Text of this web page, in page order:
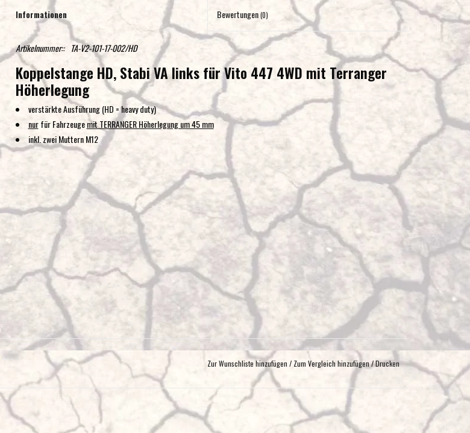
Eingabetaste,
Suchergebnis
gelangen.
Benutzer
Touchgeräten
können
Touch-
verwenden.
Informationen Bewertungen(0)
Artikelnummer:: TA-V2-101-17-002/HD
Koppelstange HD, Stabi VA links für Vito 447 4WD mit Terranger
Höherlegung
verstärkte Ausführung (HD = heavy duty)
nurfür Fahrzeugemit TERRANGER Höherlegung um 45 mm
inkl. zwei Muttern M12
Zur Wunschliste hinzufügen / Zum Vergleich hinzufügen/Drucken